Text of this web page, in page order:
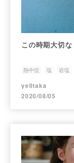
この時期大切な
熱中症 塩 岩塩
yelltaka
2020/08/05